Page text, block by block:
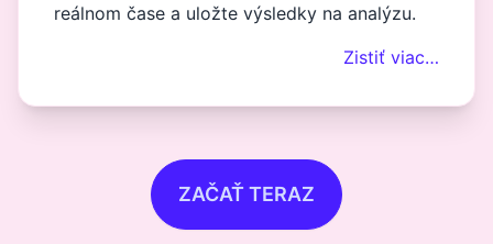
reálnom čase a uložte výsledky na analýzu.
Zistiť viac…
ZAČAŤ TERAZ